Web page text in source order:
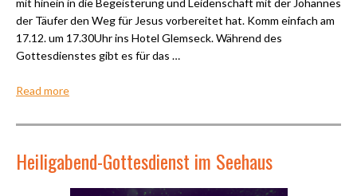
mit hinein in die Begeisterung und Leidenschaft mit der Johannes
der Täufer den Weg für Jesus vorbereitet hat. Komm einfach am
17.12. um 17.30Uhr ins Hotel Glemseck. Während des
Gottesdienstes gibt es für das …
Read more
Heiligabend-Gottesdienst im Seehaus